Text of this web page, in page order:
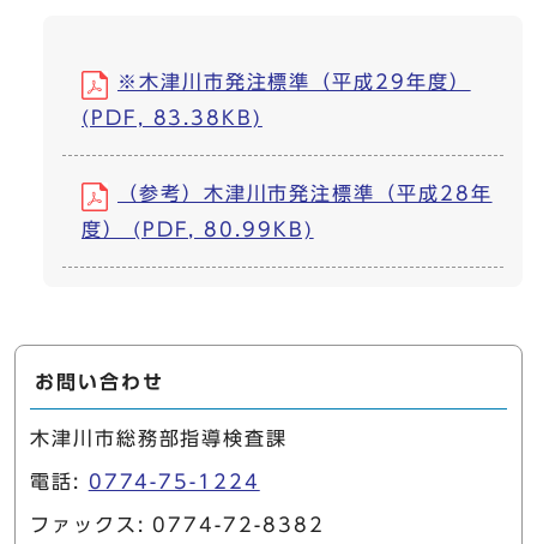
※木津川市発注標準（平成29年度）
(PDF, 83.38KB)
（参考）木津川市発注標準（平成28年
度） (PDF, 80.99KB)
お問い合わせ
木津川市総務部指導検査課
電話: 0774-75-1224
ファックス: 0774-72-8382